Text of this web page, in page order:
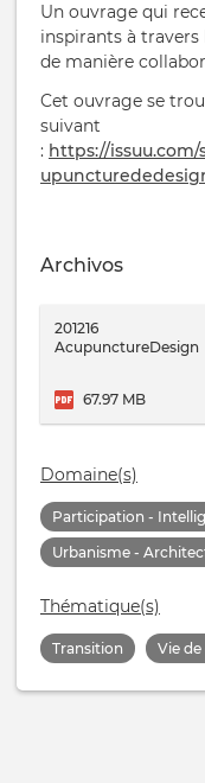
Un ouvrage qui
inspirants à
de manière
Cet ouvrage se
suivant
: https://
Archivos
201216
AcupunctureDesign
67.97 MB
Domaine(s)
Participation -
Urbanisme -
Thématique(s)
Transition Vie